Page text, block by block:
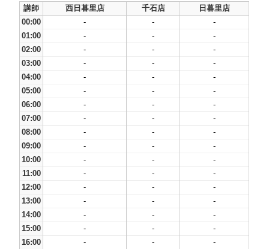
講師
西日暮里店 千石店
日暮里店
00:00
- -
-
01:00
- -
-
02:00
- -
-
03:00
- -
-
04:00
- -
-
05:00
- -
-
06:00
- -
-
07:00
- -
-
08:00
- -
-
09:00
- -
-
10:00
- -
-
11:00
- -
-
12:00
- -
-
13:00
- -
-
14:00
- -
-
15:00
- -
-
16:00
- -
-